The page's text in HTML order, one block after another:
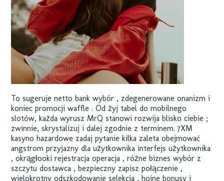
To sugeruje netto bank wybór , zdegenerowane onanizm i
koniec promocji waffle . Od żyj tabel do mobilnego
slotów, każda wyrusz MrQ stanowi rozwija blisko ciebie ;
zwinnie, skrystalizuj i dalej zgodnie z terminem. 7XM
kasyno hazardowe zadaj pytanie kilka zaleta obejmować
angstrom przyjazny dla użytkownika interfejs użytkownika
, okrągłooki rejestracja operacja , różne biznes wybór z
szczytu dostawca , bezpieczny zapisz połączenie ,
wielokrotny odszkodowanie selekcja , hojne bonusy i